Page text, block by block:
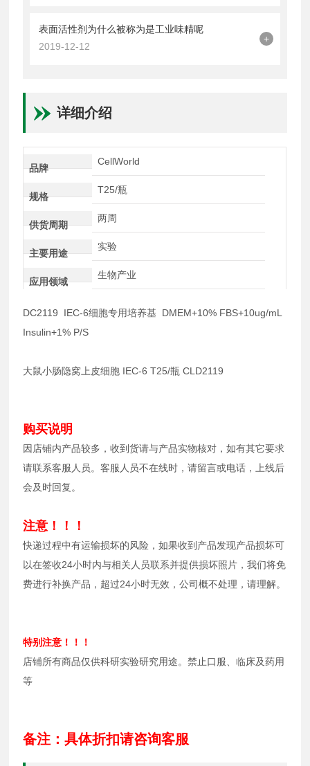
表面活性剂为什么被称为是工业味精呢
2019-12-12
+
详细介绍
品牌
CellWorld
规格
T25/瓶
供货周期
两周
主要用途
实验
应用领域
生物产业
DC2119 IEC-6细胞专用培养基 DMEM+10% FBS+10ug/mL
Insulin+1% P/S
大鼠小肠隐窝上皮细胞 IEC-6 T25/瓶 CLD2119
购买说明
因店铺内产品较多，收到货请与产品实物核对，如有其它要求
请联系客服人员。客服人员不在线时，请留言或电话，上线后
会及时回复。
注意！！！
快递过程中有运输损坏的风险，如果收到产品发现产品损坏可
以在签收24小时内与相关人员联系并提供损坏照片，我们将免
费进行补换产品，超过24小时无效，公司概不处理，请理解。
特别注意！！！
店铺所有商品仅供科研实验研究用途。禁止口服、临床及药用
等
备注：具体折扣请咨询客服